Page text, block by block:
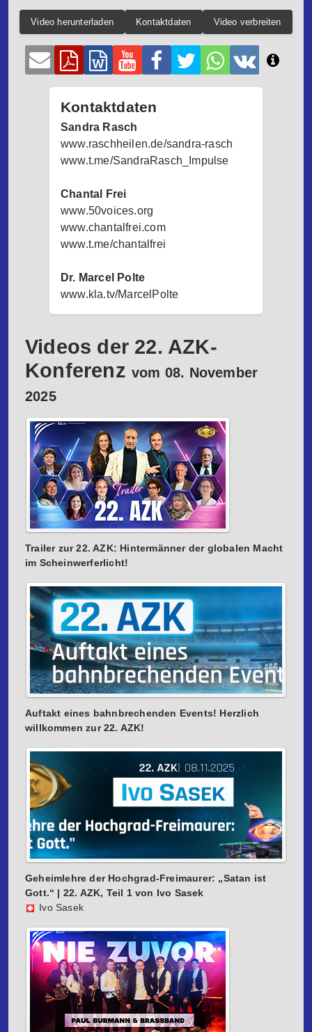
Video herunterladen Kontaktdaten Video verbreiten
Kontaktdaten
Sandra Rasch
www.raschheilen.de/sandra-rasch
www.t.me/SandraRasch_Impulse
Chantal Frei
www.50voices.org
www.chantalfrei.com
www.t.me/chantalfrei
Dr. Marcel Polte
www.kla.tv/MarcelPolte
Videos der 22. AZK-
Konferenz vom 08. November
2025
Trailer zur 22. AZK: Hintermänner der globalen Macht
im Scheinwerferlicht!
Auftakt eines bahnbrechenden Events! Herzlich
willkommen zur 22. AZK!
Geheimlehre der Hochgrad-Freimaurer: „Satan ist
Gott.“ | 22. AZK, Teil 1 von Ivo Sasek
Ivo Sasek